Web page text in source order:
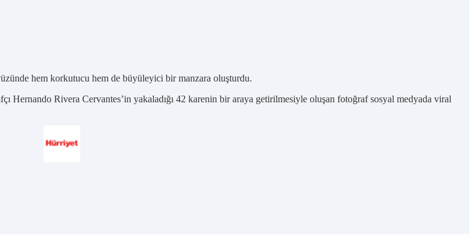
hem korkutucu hem de büyüleyici bir manzara oluşturdu.
Hernando Rivera Cervantes’in yakaladığı 42 karenin bir araya getirilmesiyle oluşan fotoğraf sosyal medyada viral